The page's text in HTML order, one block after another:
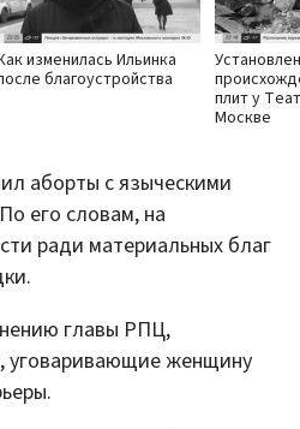
изменилась Ильинка
благоустройства
плит у
Москве
аборты с языческими
его словам, на
ради материальных благ
главы РПЦ,
уговаривающие женщину